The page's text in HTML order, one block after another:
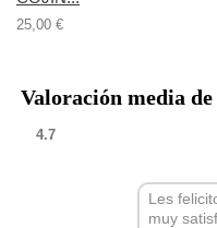
25,00 €
Valoración media
4.7
Les
muy